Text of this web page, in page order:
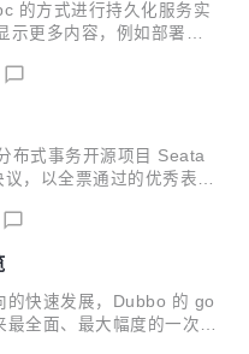
的方式进行持久化服务实
示更多内容，例如部署模
布式事务开源项目 Seata
，以全票通过的优秀表现
的快速发展，Dubbo 的 go
全面、最大幅度的一次升